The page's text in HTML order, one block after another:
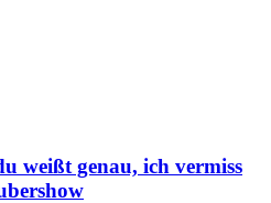
weißt genau, ich vermiss